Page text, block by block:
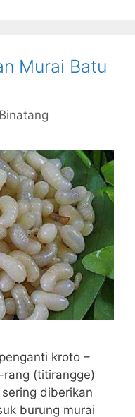
Murai Batu
kroto –
(titirangge)
diberikan
burung murai